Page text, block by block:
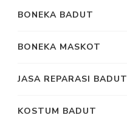
BONEKA BADUT
BONEKA MASKOT
JASA REPARASI BADUT
KOSTUM BADUT